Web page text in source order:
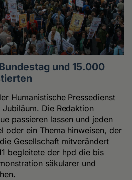
und 15.000
Humanistische Pressedienst
Die Redaktion
passieren lassen und jeden
oder ein Thema hinweisen, der
Gesellschaft mitverändert
begleitete der hpd die bis
säkularer und